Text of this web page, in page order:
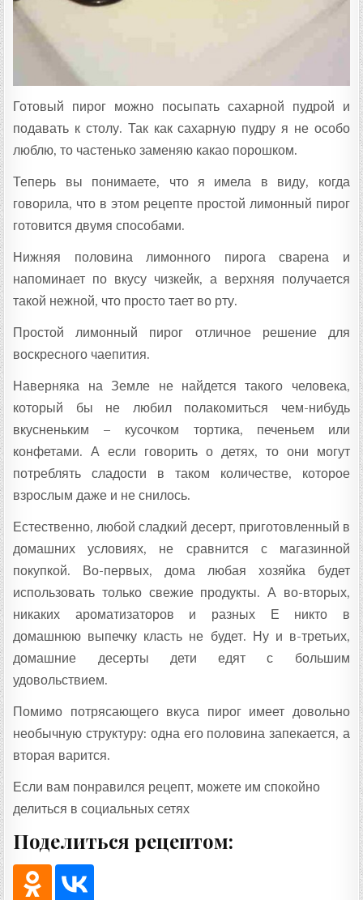
Готовый пирог можно посыпать сахарной пудрой и
подавать к столу. Так как сахарную пудру я не особо
люблю, то частенько заменяю какао порошком.
Теперь вы понимаете, что я имела в виду, когда
говорила, что в этом рецепте простой лимонный пирог
готовится двумя способами.
Нижняя половина лимонного пирога сварена и
напоминает по вкусу чизкейк, а верхняя получается
такой нежной, что просто тает во рту.
Простой лимонный пирог отличное решение для
воскресного чаепития.
Наверняка на Земле не найдется такого человека,
который бы не любил полакомиться чем-нибудь
вкусненьким – кусочком тортика, печеньем или
конфетами. А если говорить о детях, то они могут
потреблять сладости в таком количестве, которое
взрослым даже и не снилось.
Естественно, любой сладкий десерт, приготовленный в
домашних условиях, не сравнится с магазинной
покупкой. Во-первых, дома любая хозяйка будет
использовать только свежие продукты. А во-вторых,
никаких ароматизаторов и разных Е никто в
домашнюю выпечку класть не будет. Ну и в-третьих,
домашние десерты дети едят с большим
удовольствием.
Помимо потрясающего вкуса пирог имеет довольно
необычную структуру: одна его половина запекается, а
вторая варится.
Если вам понравился рецепт, можете им спокойно
делиться в социальных сетях
Поделиться рецептом: